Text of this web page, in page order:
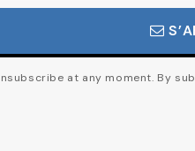
at any moment. By